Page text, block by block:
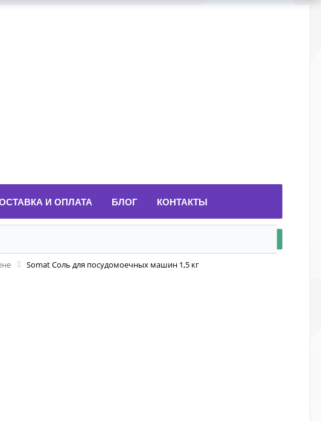
И ОПЛАТА БЛОГ КОНТАКТЫ
Somat Соль для посудомоечных машин 1,5 кг